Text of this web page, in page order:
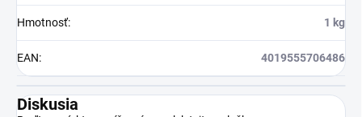
Hmotnosť: 1 kg
EAN: 4019555706486
Diskusia